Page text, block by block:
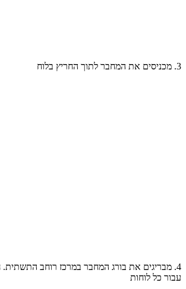
3. מכניסים את המחבר לתוך החריץ בלוח
4. מבריגים את בורג המחבר במרכז רוחב התשתית.
עבור כל לוחות